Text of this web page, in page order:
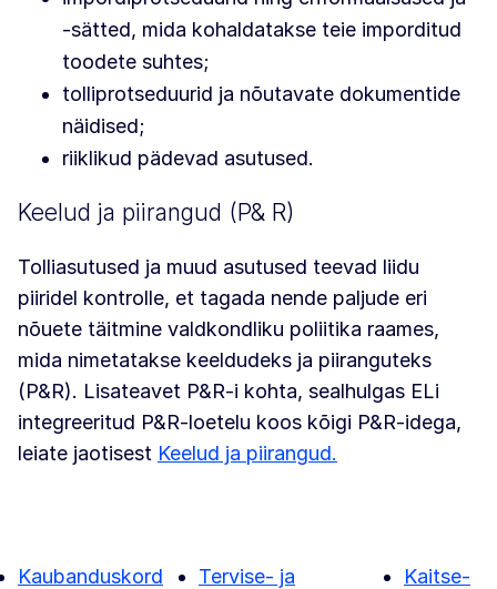
-sätted, mida kohaldatakse teie imporditud
toodete suhtes;
tolliprotseduurid ja nõutavate dokumentide
näidised;
riiklikud pädevad asutused.
Keelud ja piirangud (P& R)
Tolliasutused ja muud asutused teevad liidu
piiridel kontrolle, et tagada nende paljude eri
nõuete täitmine valdkondliku poliitika raames,
mida nimetatakse keeldudeks ja piiranguteks
(P&R). Lisateavet P&R-i kohta, sealhulgas ELi
integreeritud P&R-loetelu koos kõigi P&R-idega,
leiate jaotisest Keelud ja piirangud.
Kaubanduskord Tervise- ja Kaitse-